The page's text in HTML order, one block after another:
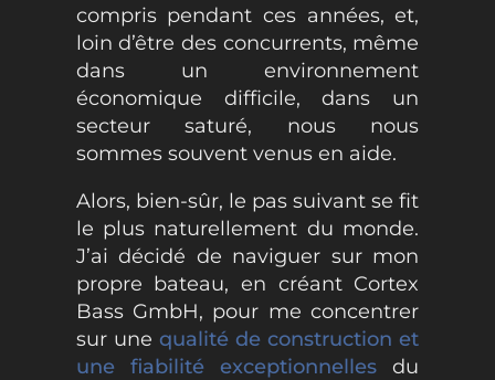
compris pendant ces années, et,
loin d’être des concurrents, même
dans un environnement
économique difficile, dans un
secteur saturé, nous nous
sommes souvent venus en aide.
Alors, bien-sûr, le pas suivant se fit
le plus naturellement du monde.
J’ai décidé de naviguer sur mon
propre bateau, en créant Cortex
Bass GmbH, pour me concentrer
sur une qualité de construction et
une fiabilité exceptionnelles du